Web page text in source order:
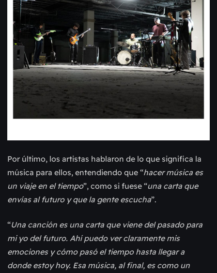
Por último, los artistas hablaron de lo que significa la
música para ellos, entendiendo que “hacer música es
un viaje en el tiempo”, como si fuese “una carta que
envías al futuro y que la gente escucha”.
“Una canción es una carta que viene del pasado para
mi yo del futuro. Ahí puedo ver claramente mis
emociones y cómo pasó el tiempo hasta llegar a
donde estoy hoy. Esa música, al final, es como un